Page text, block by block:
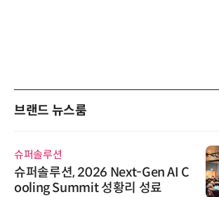
브랜드 뉴스룸
슈퍼솔루션
슈퍼솔루션, 2026 Next-Gen AI C
ooling Summit 성황리 성료